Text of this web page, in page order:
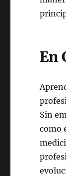
En
Sin
como